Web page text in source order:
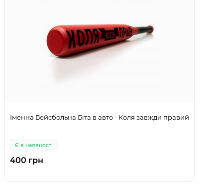
Іменна Бейсбольна Біта в авто - Коля завжди правий
Є в наявності
400 грн